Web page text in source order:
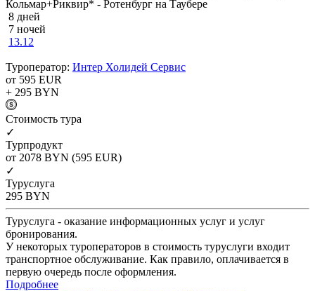
Кольмар+Риквир* - Ротенбург на Таубере
8 дней
7 ночей
13.12
Туроператор: Интер Холидей Сервис
от 595 EUR
+ 295 BYN
Cтоимость тура
✓
Турпродукт
от 2078 BYN (595 EUR)
✓
Туруслуга
295 BYN
Туруслуга - оказание информационных услуг и услуг
бронирования.
У некоторых туроператоров в стоимость туруслуги входит
транспортное обслуживание. Как правило, оплачивается в
первую очередь после оформления.
Подробнее